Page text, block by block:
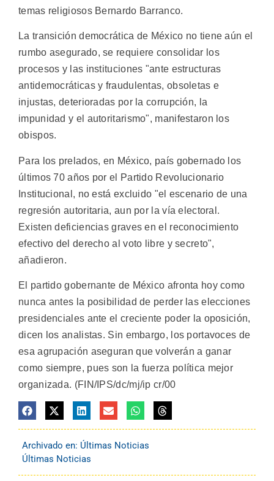
temas religiosos Bernardo Barranco.
La transición democrática de México no tiene aún el
rumbo asegurado, se requiere consolidar los
procesos y las instituciones "ante estructuras
antidemocráticas y fraudulentas, obsoletas e
injustas, deterioradas por la corrupción, la
impunidad y el autoritarismo", manifestaron los
obispos.
Para los prelados, en México, país gobernado los
últimos 70 años por el Partido Revolucionario
Institucional, no está excluido "el escenario de una
regresión autoritaria, aun por la vía electoral.
Existen deficiencias graves en el reconocimiento
efectivo del derecho al voto libre y secreto",
añadieron.
El partido gobernante de México afronta hoy como
nunca antes la posibilidad de perder las elecciones
presidenciales ante el creciente poder la oposición,
dicen los analistas. Sin embargo, los portavoces de
esa agrupación aseguran que volverán a ganar
como siempre, pues son la fuerza política mejor
organizada. (FIN/IPS/dc/mj/ip cr/00
Archivado en: Últimas Noticias
Últimas Noticias